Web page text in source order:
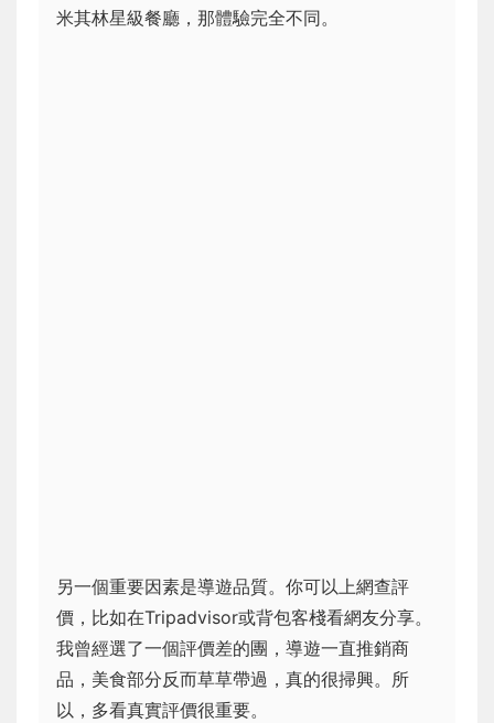
米其林星級餐廳，那體驗完全不同。
另一個重要因素是導遊品質。你可以上網查評
價，比如在Tripadvisor或背包客棧看網友分享。
我曾經選了一個評價差的團，導遊一直推銷商
品，美食部分反而草草帶過，真的很掃興。所
以，多看真實評價很重要。